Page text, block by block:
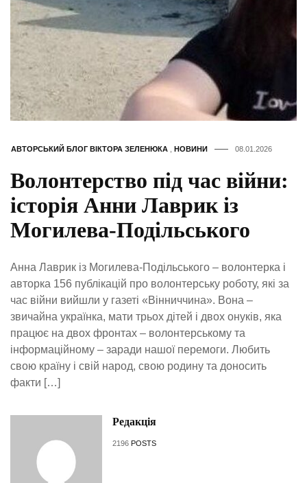
АВТОРСЬКИЙ БЛОГ ВІКТОРА ЗЕЛЕНЮКА НОВИНИ 08.01.2026
Волонтерство під час війни:
історія Анни Лаврик із
Могилева-Подільського
Анна Лаврик із Могилева-Подільського – волонтерка і
авторка 156 публікацій про волонтерську роботу, які за
час війни вийшли у газеті «Вінниччина». Вона –
звичайна українка, мати трьох дітей і двох онуків, яка
працює на двох фронтах – волонтерському та
інформаційному – заради нашої перемоги. Любить
свою країну і свій народ, свою родину та доносить
факти […]
Редакція
2196 POSTS